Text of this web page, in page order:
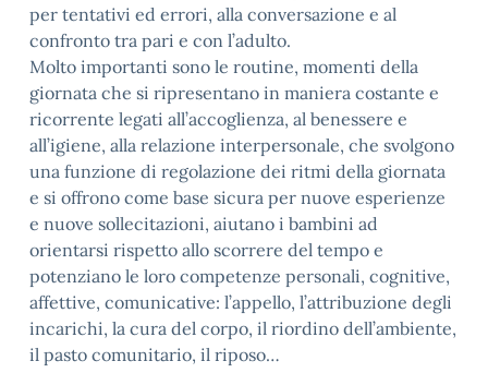
per tentativi ed errori, alla conversazione e al
confronto tra pari e con l’adulto.
Molto importanti sono le routine, momenti della
giornata che si ripresentano in maniera costante e
ricorrente legati all’accoglienza, al benessere e
all’igiene, alla relazione interpersonale, che svolgono
una funzione di regolazione dei ritmi della giornata
e si offrono come base sicura per nuove esperienze
e nuove sollecitazioni, aiutano i bambini ad
orientarsi rispetto allo scorrere del tempo e
potenziano le loro competenze personali, cognitive,
affettive, comunicative: l’appello, l’attribuzione degli
incarichi, la cura del corpo, il riordino dell’ambiente,
il pasto comunitario, il riposo…